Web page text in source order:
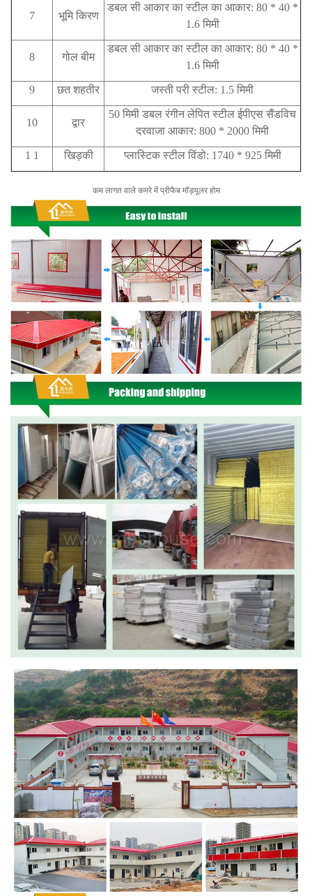
7 भूमि किरण
डबल सी आकार का स्टील का आकार: 80 * 40 *
1.6 मिमी
8 गोल बीम
डबल सी आकार का स्टील का आकार: 80 * 40 *
1.6 मिमी
9 छत शहतीर जस्ती परी स्टील: 1.5 मिमी
10 द्वार
50 मिमी डबल रंगीन लेपित स्टील ईपीएस सैंडविच
दरवाजा आकार: 800 * 2000 मिमी
1 1 खिड़की प्लास्टिक स्टील विंडो: 1740 * 925 मिमी
कम लागत वाले कमरे में प्रीफैब मॉड्यूलर होम